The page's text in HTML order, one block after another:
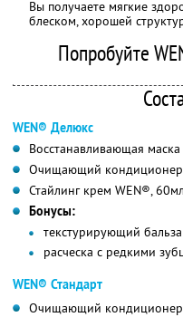
Вы получаете мягкие
блеском, хорошей
Попробуйте
WEN® Делюкс
Восстанавливающая
Очищающий кондиционер
Стайлинг крем WEN®, 60мл
Бонусы:
текстурирующий
расческа с редкими
WEN® Стандарт
Очищающий кондиционер